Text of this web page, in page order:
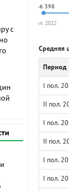
с
166 398
I пол. 2022
Средняя
Период
I пол.
II пол.
I пол.
II пол.
I пол.
I пол.